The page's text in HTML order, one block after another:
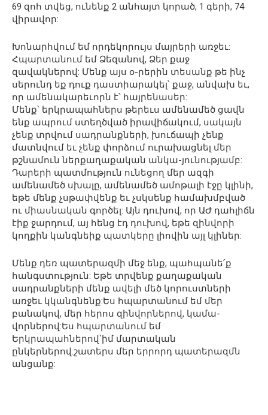
69 զոհ տվեց, ունենք 2 անհայտ կորած, 1 գերի, 74
վիրավոր:
Խոնարհվում եմ որդեկորույս մայրերի առջեւ:
Հպարտանում եմ Ձեզանով, Ձեր քաջ
զավակներով: Մենք այս օ-րերին տեսանք թե ինչ
սերունդ եք դուք դաստիարակել՝ քաջ, անվախ եւ,
որ ամենակարեւորն է՝ հայրենասեր:
Մենք՝ երկրապահներս թերեւս ամենամեծ ցավն
ենք ապրում ստեղծված իրավիճակում, սակայն
չենք տրվում սադրանքների, խուճապի չենք
մատնվում եւ չենք փորձում ուրախացնել մեր
թշնամուն ներքաղաքական անկա-յունությամբ:
Դարերի պատմություն ունեցող մեր ազգի
ամենամեծ սխալը, ամենամեծ ամոթալի էջը կլինի,
եթե մենք չսթափվենք եւ չսկսենք համախմբված
ու միասնական գործել: Այն դուխով, որ ԱԺ դահլիճն
էիք ջարդում, այ հենց էդ դուխով, եթե զինվորի
կողքին կանգնեիք պատկերը լիովին այլ կլիներ:
Մենք դեռ պատերազմի մեջ ենք, պահպանե՛ք
հանգստություն: Եթե տրվենք քաղաքական
սադրանքների մենք ավելի մեծ կորուստների
առջեւ կկանգնենք:Ես հպարտանում եմ մեր
բանակով, մեր հերոս զինվորներով, կամա-
վորներով:Ես հպարտանում եմ
Երկրապահներով՝իմ մարտական
ընկերներով.շատերս մեր երրորդ պատերազմն
անցանք: